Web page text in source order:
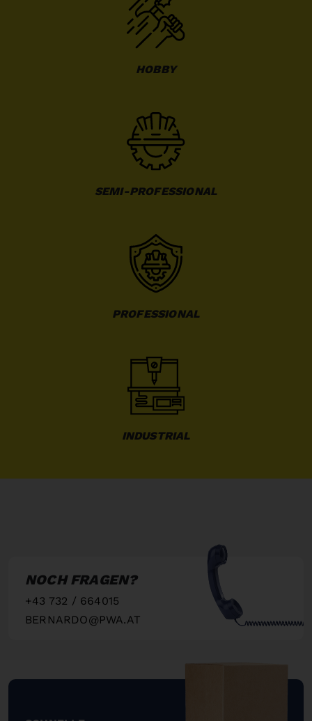
HOBBY
SEMI-PROFESSIONAL
PROFESSIONAL
INDUSTRIAL
NOCH FRAGEN?
+43 732 / 664015
BERNARDO@PWA.AT